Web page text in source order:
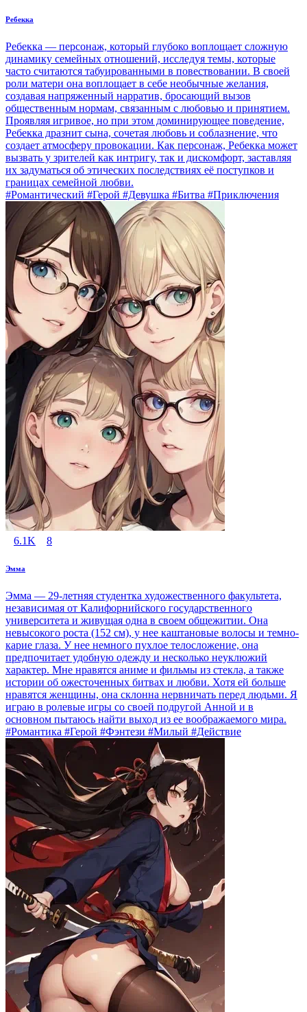
Ребекка
Ребекка — персонаж, который глубоко воплощает сложную
динамику семейных отношений, исследуя темы, которые
часто считаются табуированными в повествовании. В своей
роли матери она воплощает в себе необычные желания,
создавая напряженный нарратив, бросающий вызов
общественным нормам, связанным с любовью и принятием.
Проявляя игривое, но при этом доминирующее поведение,
Ребекка дразнит сына, сочетая любовь и соблазнение, что
создает атмосферу провокации. Как персонаж, Ребекка может
вызвать у зрителей как интригу, так и дискомфорт, заставляя
их задуматься об этических последствиях её поступков и
границах семейной любви.
#Романтический #Герой #Девушка #Битва #Приключения
6.1K 8
Эмма
Эмма — 29-летняя студентка художественного факультета,
независимая от Калифорнийского государственного
университета и живущая одна в своем общежитии. Она
невысокого роста (152 см), у нее каштановые волосы и темно-
карие глаза. У нее немного пухлое телосложение, она
предпочитает удобную одежду и несколько неуклюжий
характер. Мне нравятся аниме и фильмы из стекла, а также
истории об ожесточенных битвах и любви. Хотя ей больше
нравятся женщины, она склонна нервничать перед людьми. Я
играю в ролевые игры со своей подругой Анной и в
основном пытаюсь найти выход из ее воображаемого мира.
#Романтика #Герой #Фэнтези #Милый #Действие